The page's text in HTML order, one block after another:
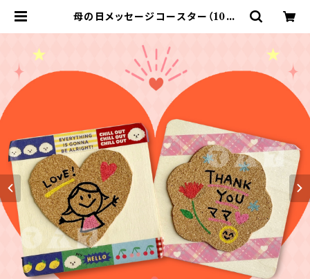
母の日メッセージコースター（10人